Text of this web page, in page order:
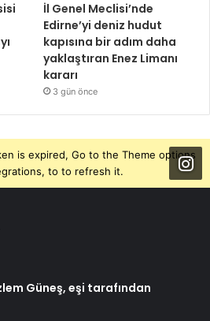
İl Genel Meclisi’nde
Edirne’yi deniz hudut
kapısına bir adım daha
yaklaştıran Enez Limanı
kararı
3 gün önce
is expired, Go to the Theme options
to to refresh it.
Güneş, eşi tarafından